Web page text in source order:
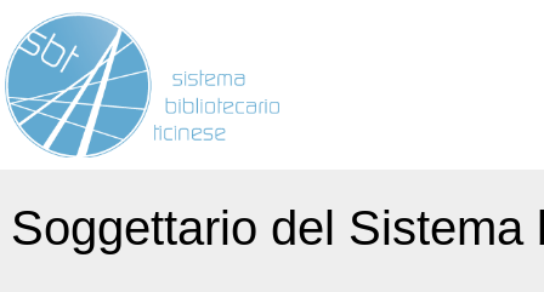
Soggettario del